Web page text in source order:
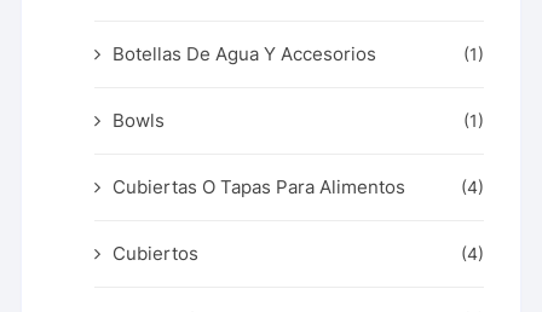
Botellas De Agua Y Accesorios (1)
Bowls (1)
Cubiertas O Tapas Para Alimentos (4)
Cubiertos (4)